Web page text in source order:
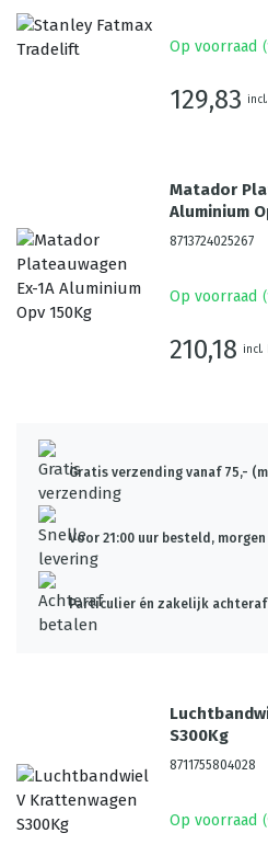
Op voorraad (
129,83
Matador
Aluminium
8713724025267
Op voorraad (
210,18 incl.
Gratis verzending vanaf 75,-
Voor 21:00 uur besteld,
Particulier én zakelijk
S300Kg
8711755804028
Op voorraad (